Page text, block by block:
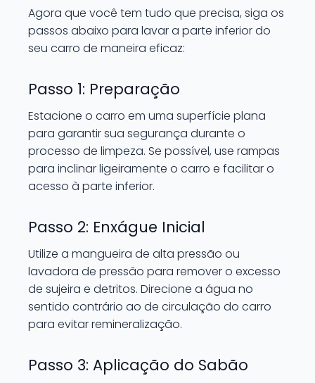
Agora que você tem tudo que precisa, siga os
passos abaixo para lavar a parte inferior do
seu carro de maneira eficaz:
Passo 1: Preparação
Estacione o carro em uma superfície plana
para garantir sua segurança durante o
processo de limpeza. Se possível, use rampas
para inclinar ligeiramente o carro e facilitar o
acesso à parte inferior.
Passo 2: Enxágue Inicial
Utilize a mangueira de alta pressão ou
lavadora de pressão para remover o excesso
de sujeira e detritos. Direcione a água no
sentido contrário ao de circulação do carro
para evitar remineralização.
Passo 3: Aplicação do Sabão